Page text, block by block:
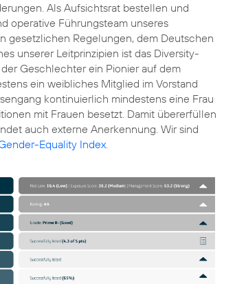
Als Aufsichtsrat bestellen und
operative Führungsteam unseres
gesetzlichen Regelungen, dem Deutschen
unserer Leitprinzipien ist das Diversity-
Geschlechter ein Pionier auf dem
ein weibliches Mitglied im Vorstand
kontinuierlich mindestens eine Frau
mit Frauen besetzt. Damit übererfüllen
auch externe Anerkennung. Wir sind
Equality Index.